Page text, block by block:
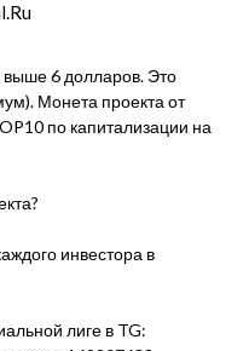
6 долларов. Это
Монета проекта от
по капитализации на
инвестора в
лиге в TG: